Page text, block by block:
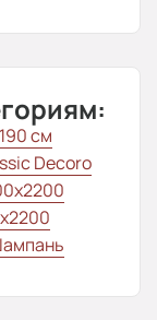
см
Decoro